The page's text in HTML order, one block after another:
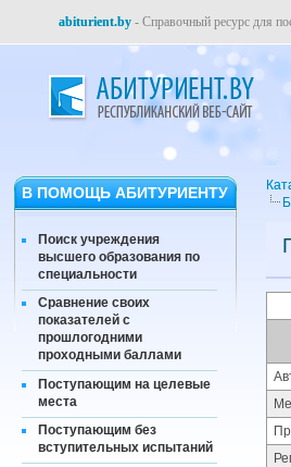
abiturient.by - Справочный ресурс для
В ПОМОЩЬ АБИТУРИЕНТУ
Поиск учреждения
высшего образования по
специальности
Сравнение своих
показателей с
прошлогодними
проходными баллами
Поступающим на целевые
места
Поступающим без
вступительных испытаний